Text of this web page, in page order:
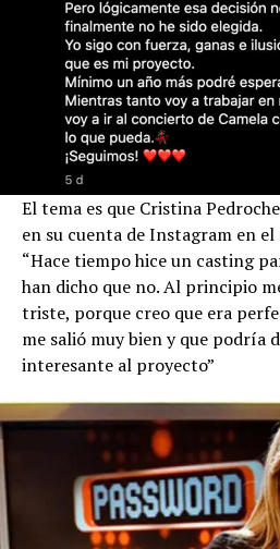
El tema es que Cristina
en su cuenta de Instagram en
“Hace tiempo hice un casting
han dicho que no. Al principio
triste, porque creo que era
me salió muy bien y que podría
interesante al proyecto”